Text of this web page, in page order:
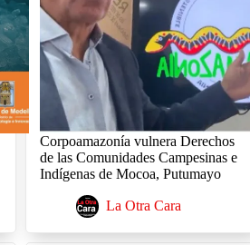
Corpoamazonía vulnera Derechos
de las Comunidades Campesinas e
Indígenas de Mocoa, Putumayo
La Otra Cara